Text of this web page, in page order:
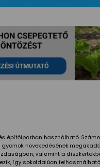
építőiparban használható.
növekedésének
valamint a
így sokoldalúan